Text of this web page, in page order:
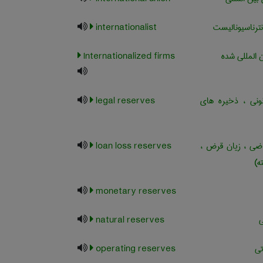
internationalist
المللی شده
Internationalized firms
، ذخیره های legal reserves
، زیان قرض ،
loan loss reserves
monetary reserves
natural reserves
operating reserves